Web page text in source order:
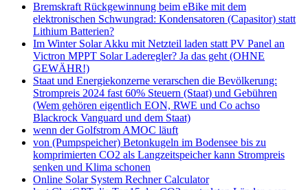
Bremskraft Rückgewinnung beim eBike mit dem
elektronischen Schwungrad: Kondensatoren (Capasitor) statt
Lithium Batterien?
Im Winter Solar Akku mit Netzteil laden statt PV Panel an
Victron MPPT Solar Laderegler? Ja das geht (OHNE
GEWÄHR!)
Staat und Energiekonzerne verarschen die Bevölkerung:
Strompreis 2024 fast 60% Steuern (Staat) und Gebühren
(Wem gehören eigentlich EON, RWE und Co achso
Blackrock Vanguard und dem Staat)
wenn der Golfstrom AMOC läuft
von (Pumpspeicher) Betonkugeln im Bodensee bis zu
komprimierten CO2 als Langzeitspeicher kann Strompreis
senken und Klima schonen
Online Solar System Rechner Calculator